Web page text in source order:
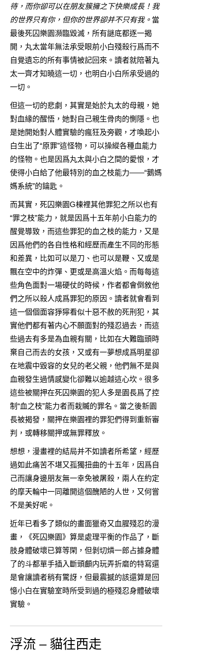
待，而你卻可以在朋友簇擁之下快樂成長！我
的世界只有你，但你的世界卻并不只有我。 當
最後死囚樂園瀕臨毀滅，所有謎底都逐一揭
開，丸太當年無法承受眼前小白殘殺行爲而不
自覺遺忘的所有事情被記回來。讀者就陪著丸
太一齊才知曉這一切，也明白小白所承受過的
一切。
但這一切的悲劇，其實是始於丸太的母親，她
對血緣的醒悟，她對自己親生骨肉的惻隱。也
是她開始對人體實驗的瘋狂及旁觀，才喚起小
白生出了“原罪”這怪物，可以操縱各種血能力
的怪物。也是因爲丸太與小白之間的愛恨，才
使得小白給了他最特別的血之枝能力——“鵝媽
媽系統”的鑰匙。
而其實，死囚樂園G棟裡其他罪犯之所以也有
“罪之枝”能力，就是因爲十五年前小白能力的
醒覺導致，而這些罪犯的血之枝的能力，又是
因爲他們的各自性格和經歷而產生不同的形態
和差異，比如可以是刀、也可以是鞭、又或是
飄在空中的炸彈、更或是高溫火焰。而每每這
些角色面對一場硬仗的時候，作者都會倒敘他
們之所以殺人成爲罪犯的原因。讀者就會看到
這一個個面容猙獰看似十惡不赦的死刑犯，其
實他們都有著内心不願面對的殘忍過去，而這
些過去有多是為血親有關，比如在大難臨頭時
棄自己而去的女孩，又或有一夢想成爲明星卻
在地震中毀容的女兒的老父親，他們無不是與
血親發生過情感變化卻難以逾越這心坎。很多
這些被關押在死囚樂園的犯人多是園長爲了控
制“血之枝”能力者而栽贓的罪名。當之後新園
長被揭發，關押在樂園裡的罪犯們得到重新審
判，或轉移關押或無罪釋放。
想想，漫畫裡的結局并不如讀者所希望，經歷
過如此痛苦不堪又孤獨扭曲的十五年，因爲自
己而讓身邊朋友無一幸免被屠殺，兩人在約定
的摩天輪中一同離開這個醜陋的人世，又何嘗
不是美好呢。
近年已看多了類似的畫面獵奇又血腥殘忍的漫
畫，《死囚樂園》算是處理平衡的作品了，斷
肢身體破壞已算等閑，但剝切燐一郎占據身體
了的斗都單手插入斷頭顱内玩弄折磨的特寫還
是會讓讀者稍有驚訝，但最震撼的該還算是回
憶小白在實驗室時所受到過的極殘忍身體破壞
實驗。
浮流 – 貓往西走